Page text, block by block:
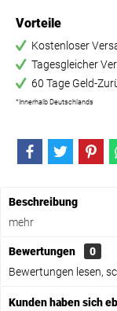
Vorteile
Kostenloser
Tagesgleicher
60 Tage Geld-
*Innerhalb Deutschlands
Beschreibung
mehr
Bewertungen
0
Bewertungen lesen,
Kunden haben sich